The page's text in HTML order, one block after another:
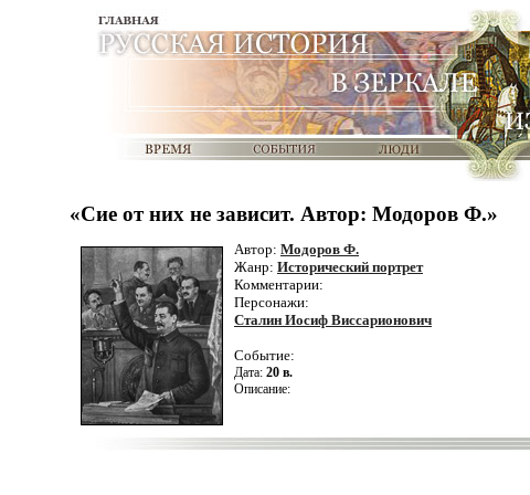
«Сие от них не зависит. Автор: Модоров Ф.»
Автор: Модоров Ф.
Жанр: Исторический портрет
Комментарии:
Персонажи:
Сталин Иосиф Виссарионович
Событие:
Дата: 20 в.
Описание: